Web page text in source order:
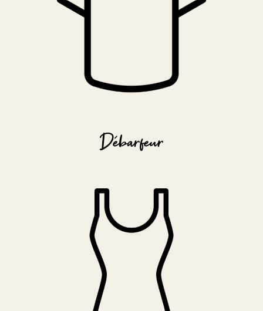
Débarfeur